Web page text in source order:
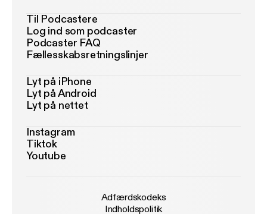
Til Podcastere
Log ind som podcaster
Podcaster FAQ
Fællesskabsretningslinjer
Lyt på iPhone
Lyt på Android
Lyt på nettet
Instagram
Tiktok
Youtube
Adfærdskodeks
Indholdspolitik